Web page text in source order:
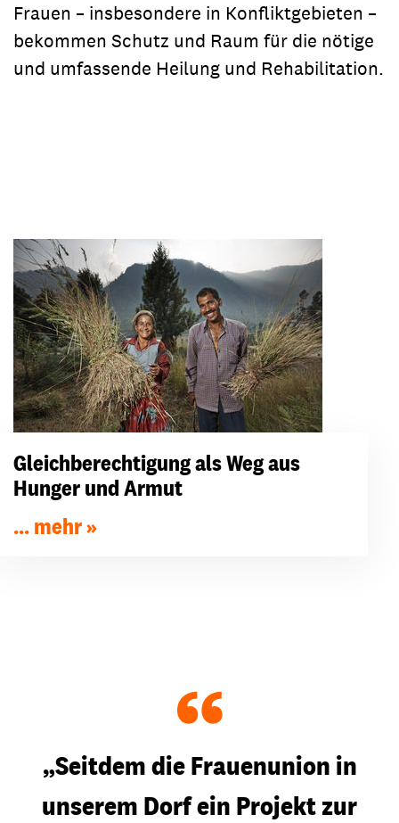
Frauen – insbesondere in Konfliktgebieten –
bekommen Schutz und Raum für die nötige
und umfassende Heilung und Rehabilitation.
Gleichberechtigung als Weg aus
Hunger und Armut
... mehr
“
„Seitdem die Frauenunion in
unserem Dorf ein Projekt zur